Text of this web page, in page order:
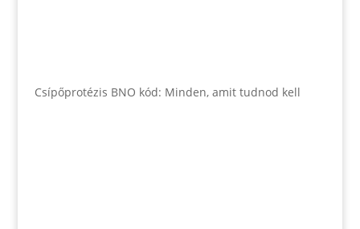
Csípőprotézis BNO kód: Minden, amit tudnod kell